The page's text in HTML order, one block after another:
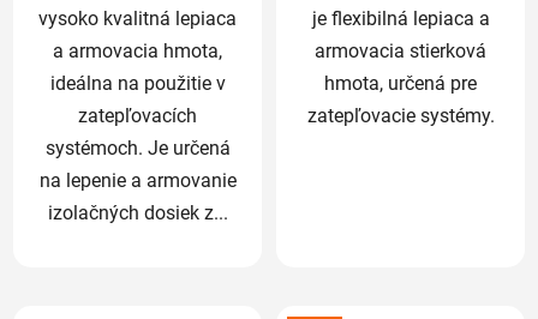
vysoko kvalitná lepiaca
a armovacia hmota,
ideálna na použitie v
zatepľovacích
systémoch. Je určená
na lepenie a armovanie
izolačných dosiek z...
je flexibilná lepiaca a
armovacia stierková
hmota, určená pre
zatepľovacie systémy.